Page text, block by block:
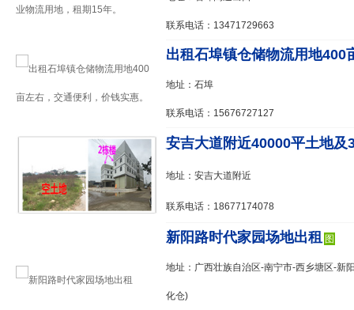
联系电话：13471729663
出租石埠镇仓储物流用地400
地址：石埠
联系电话：15676727127
安吉大道附近40000平土地及
地址：安吉大道附近
联系电话：18677174078
新阳路时代家园场地出租 图
地址：广西壮族自治区-南宁市-西乡塘区-新
化仓)